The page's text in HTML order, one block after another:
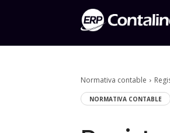
Normativa contable
NORMATIVA CONTABLE